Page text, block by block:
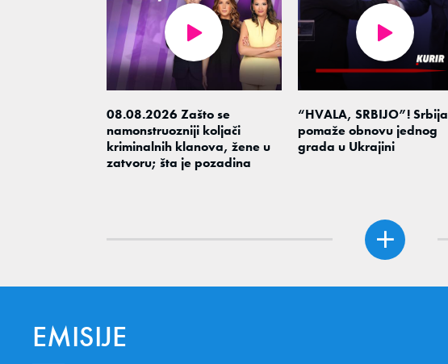
08.08.2026 Zašto se
namonstruozniji koljači
kriminalnih klanova, žene u
zatvoru; šta je pozadina
“HVALA, SRBIJO”! Srbija
pomaže obnovu jednog
grada u Ukrajini
EMISIJE